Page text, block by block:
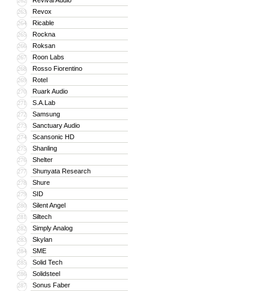
263 Revox
264 Ricable
265 Rockna
266 Roksan
267 Roon Labs
268 Rosso Fiorentino
269 Rotel
270 Ruark Audio
271 S.A.Lab
272 Samsung
273 Sanctuary Audio
274 Scansonic HD
275 Shanling
276 Shelter
277 Shunyata Research
278 Shure
279 SID
280 Silent Angel
281 Siltech
282 Simply Analog
283 Skylan
284 SME
285 Solid Tech
286 Solidsteel
287 Sonus Faber